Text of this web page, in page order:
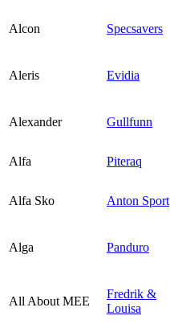
Alcon Specsavers
Aleris Evidia
Alexander Gullfunn
Alfa
Piteraq
Alfa Sko Anton Sport
Alga Panduro
All About MEE
Fredrik &
Louisa